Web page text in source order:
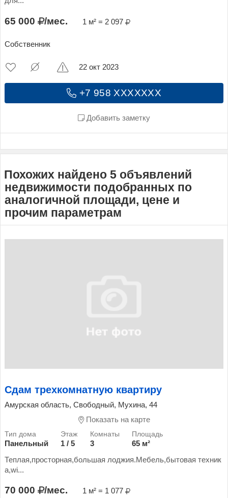
65 000 /мес. 1 м² = 2 097
Собственник
+7 958 XXXXXXX
Добавить заметку
22 окт 2023
Похожих найдено 5 объявлений
недвижимости подобранных по
аналогичной площади, цене и
прочим параметрам
Сдам трехкомнатную квартиру
Амурская область, Свободный, Мухина, 44
Показать на карте
Панельный 1 / 5 3
65 м²
Теплая,просторная,большая лоджия.Мебель,бытовая техник
а,wi...
70 000 /мес. 1 м² = 1 077